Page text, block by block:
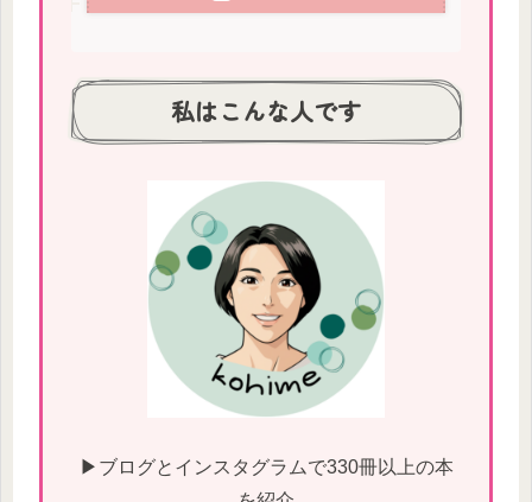
私はこんな人です
▶ブログとインスタグラムで330冊以上の本